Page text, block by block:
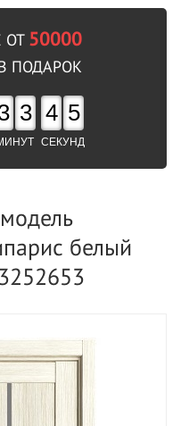
ОТ 50000
ПОДАРОК
3 4 4
СЕКУНД
белый